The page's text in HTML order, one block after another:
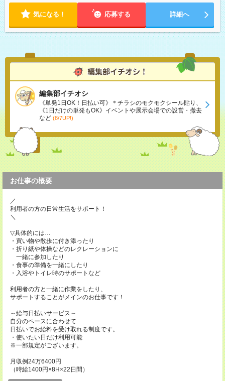
ます。 ※曜日固定（毎週同じ曜日での勤務となります）
気になる！ 応募する 詳細へ
編集部イチオシ
《単発1日OK！日払い可》＊チラシのモクモクシール貼り、
《1日だけの単発もOK》イベントや展示会場での設営・撤去
など (8/7UP!)
お仕事の概要
／
利用者の方の日常生活をサポート！
＼
▽具体的には…
・買い物や散歩に付き添ったり
・折り紙や体操などのレクレーションに
一緒に参加したり
・食事の準備を一緒にしたり
・入浴やトイレ時のサポートなど
利用者の方と一緒に作業をしたり、
サポートすることがメインのお仕事です！
～給与日払いサービス～
自分のペースに合わせて
日払いでお給料を受け取れる制度です。
・使いたい日だけ利用可能
※一部規定がございます。
月収例24万6400円
（時給1400円×8H×22日間）